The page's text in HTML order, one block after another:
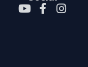
Y F
a
I